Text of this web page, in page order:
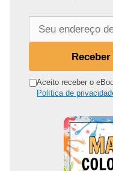
n Aceito receber o
Política de